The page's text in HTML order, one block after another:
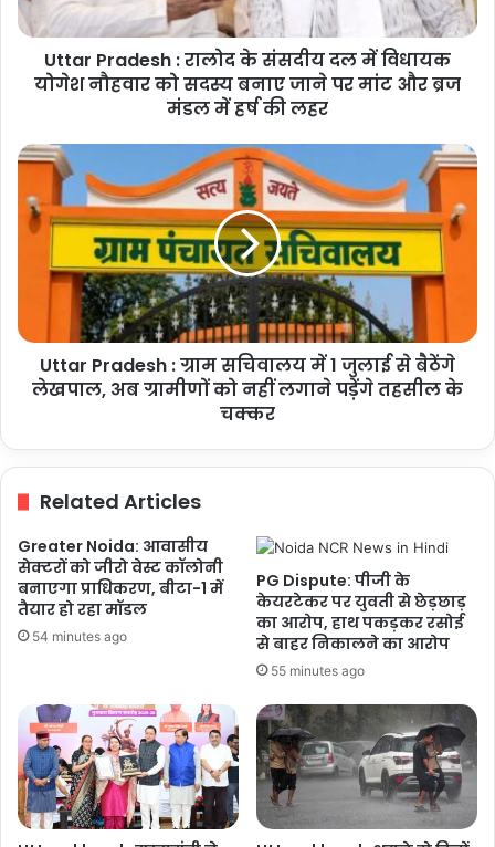
में
विधायक
नौहवार
बनाए
पर
मांट
हर्ष
लहर
Uttar Pradesh : रालोद के संसदीय दल में विधायक
योगेश नौहवार को सदस्य बनाए जाने पर मांट और ब्रज
मंडल में हर्ष की लहर
Uttar
Pradesh
ग्राम
से
लेखपाल,
लगाने
तहसील
के
चक्कर
Uttar Pradesh : ग्राम सचिवालय में 1 जुलाई से बैठेंगे
लेखपाल, अब ग्रामीणों को नहीं लगाने पड़ेंगे तहसील के
चक्कर
Related Articles
Greater Noida: आवासीय
सेक्टरों को जीरो वेस्ट कॉलोनी
बनाएगा प्राधिकरण, बीटा-1 में
तैयार हो रहा मॉडल
54 minutes ago
PG Dispute: पीजी के
केयरटेकर पर युवती से छेड़छाड़
का आरोप, हाथ पकड़कर रसोई
से बाहर निकालने का आरोप
55 minutes ago